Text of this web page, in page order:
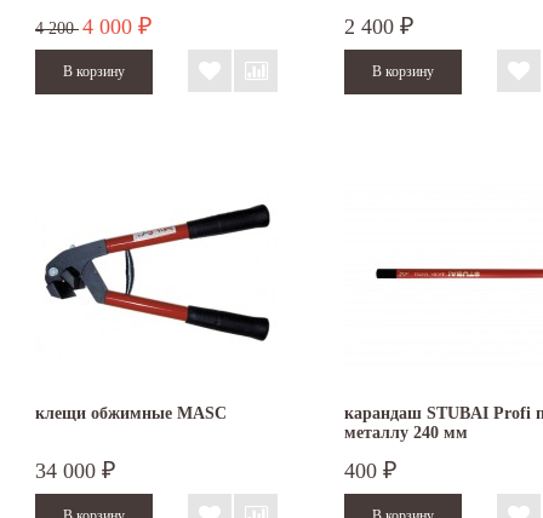
4 200 4 000 ₽ 2 400 ₽
клещи обжимные MASC
34 000 ₽
карандаш STUBAI Profi
металлу 240 мм
400 ₽